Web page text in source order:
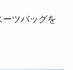
ツバッグを